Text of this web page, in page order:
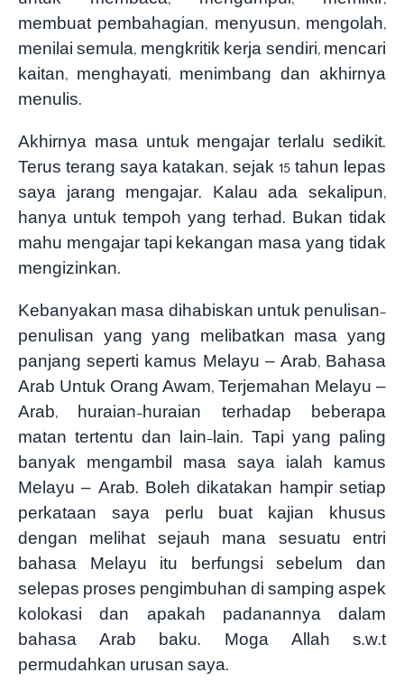
membuat pembahagian, menyusun, mengolah,
menilai semula, mengkritik kerja sendiri, mencari
kaitan, menghayati, menimbang dan akhirnya
menulis.
Akhirnya masa untuk mengajar terlalu sedikit.
Terus terang saya katakan, sejak 15 tahun lepas
saya jarang mengajar. Kalau ada sekalipun,
hanya untuk tempoh yang terhad. Bukan tidak
mahu mengajar tapi kekangan masa yang tidak
mengizinkan.
Kebanyakan masa dihabiskan untuk penulisan-
penulisan yang yang melibatkan masa yang
panjang seperti kamus Melayu – Arab, Bahasa
Arab Untuk Orang Awam, Terjemahan Melayu –
Arab, huraian-huraian terhadap beberapa
matan tertentu dan lain-lain. Tapi yang paling
banyak mengambil masa saya ialah kamus
Melayu – Arab. Boleh dikatakan hampir setiap
perkataan saya perlu buat kajian khusus
dengan melihat sejauh mana sesuatu entri
bahasa Melayu itu berfungsi sebelum dan
selepas proses pengimbuhan di samping aspek
kolokasi dan apakah padanannya dalam
bahasa Arab baku. Moga Allah s.w.t
permudahkan urusan saya.